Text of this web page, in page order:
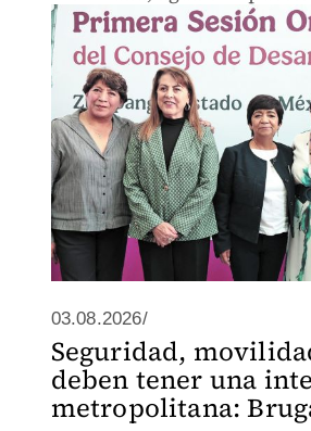
03.08.2026/
Seguridad,
deben tener una
metropolitana: